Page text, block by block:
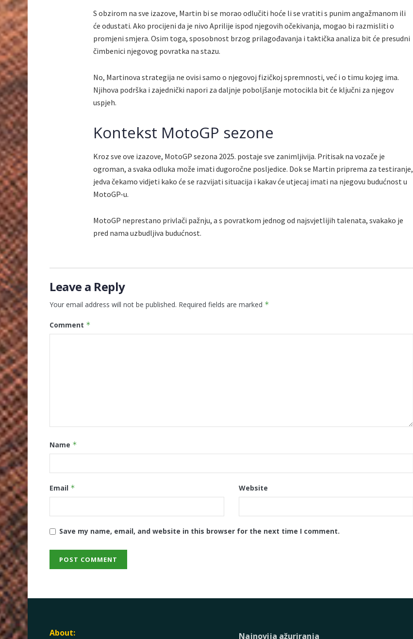
S obzirom na sve izazove, Martin bi se morao odlučiti hoće li se vratiti s punim angažmanom ili
će odustati. Ako procijeni da je nivo Aprilije ispod njegovih očekivanja, mogao bi razmisliti o
promjeni smjera. Osim toga, sposobnost brzog prilagođavanja i taktička analiza bit će presudni
čimbenici njegovog povratka na stazu.
No, Martinova strategija ne ovisi samo o njegovoj fizičkoj spremnosti, već i o timu kojeg ima.
Njihova podrška i zajednički napori za daljnje poboljšanje motocikla bit će ključni za njegov
uspjeh.
Kontekst MotoGP sezone
Kroz sve ove izazove, MotoGP sezona 2025. postaje sve zanimljivija. Pritisak na vozače je
ogroman, a svaka odluka može imati dugoročne posljedice. Dok se Martin priprema za testiranje,
jedva čekamo vidjeti kako će se razvijati situacija i kakav će utjecaj imati na njegovu budućnost u
MotoGP-u.
MotoGP neprestano privlači pažnju, a s povratkom jednog od najsvjetlijih talenata, svakako je
pred nama uzbudljiva budućnost.
Leave a Reply
Your email address will not be published. Required fields are marked *
Comment *
Name *
Email * Website
Save my name, email, and website in this browser for the next time I comment.
About: Najnovija ažuriranja